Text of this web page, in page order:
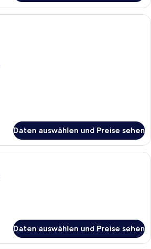
Ein modernes Wohnzimmer mit
Daten auswählen und Preise sehen
Ein modernes Wohnzimmer mit
Daten auswählen und Preise sehen